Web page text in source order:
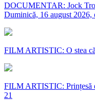
DOCUMENTAR: Jock
Duminică, 16 august 2026,
FILM ARTISTIC: O stea
FILM ARTISTIC: Prințesă
21